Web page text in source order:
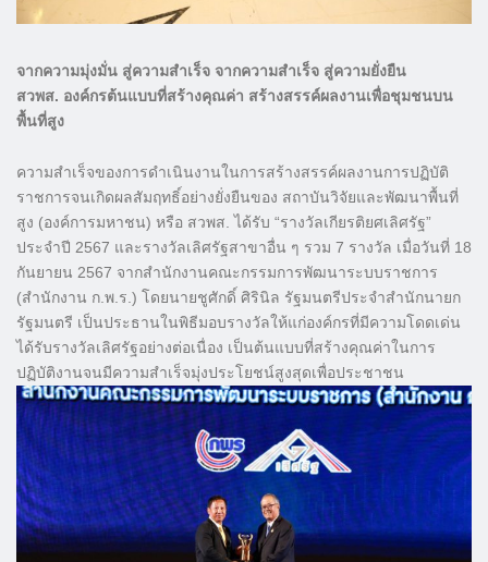
จากความมุ่งมั่น สู่ความสำเร็จ จากความสำเร็จ สู่ความยั่งยืน
สวพส. องค์กรต้นแบบที่สร้างคุณค่า สร้างสรรค์ผลงานเพื่อชุมชนบน
พื้นที่สูง
ความสำเร็จของการดำเนินงานในการสร้างสรรค์ผลงานการปฏิบัติ
ราชการจนเกิดผลสัมฤทธิ์อย่างยั่งยืนของ สถาบันวิจัยและพัฒนาพื้นที่
สูง (องค์การมหาชน) หรือ สวพส. ได้รับ “รางวัลเกียรติยศเลิศรัฐ”
ประจำปี 2567 และรางวัลเลิศรัฐสาขาอื่น ๆ รวม 7 รางวัล เมื่อวันที่ 18
กันยายน 2567 จากสำนักงานคณะกรรมการพัฒนาระบบราชการ
(สำนักงาน ก.พ.ร.) โดยนายชูศักดิ์ ศิรินิล รัฐมนตรีประจำสำนักนายก
รัฐมนตรี เป็นประธานในพิธีมอบรางวัลให้แก่องค์กรที่มีความโดดเด่น
ได้รับรางวัลเลิศรัฐอย่างต่อเนื่อง เป็นต้นแบบที่สร้างคุณค่าในการ
ปฏิบัติงานจนมีความสำเร็จมุ่งประโยชน์สูงสุดเพื่อประชาชน